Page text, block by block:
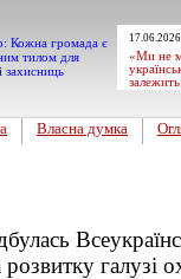
«Ми не
Власна думка